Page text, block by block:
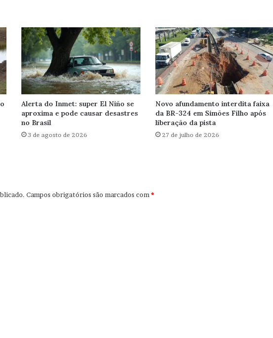
Alerta do Inmet: super El Niño se
aproxima e pode causar desastres
no Brasil
3 de agosto de 2026
Novo afundamento interdita faixa
da BR-324 em Simões Filho após
liberação da pista
27 de julho de 2026
Campos obrigatórios são marcados com*